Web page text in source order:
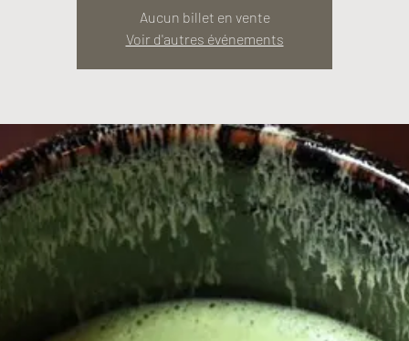
Aucun billet en vente
Voir d'autres événements